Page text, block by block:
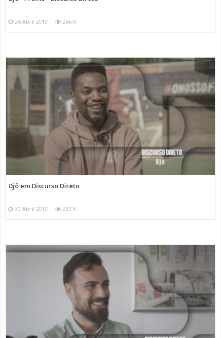
26 Abril 2019 266 K
Djô em Discurso Direto
30 Abril 2019 251 K